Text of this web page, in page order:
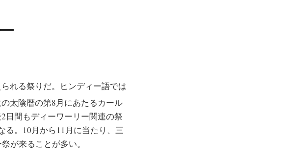
れる祭りだ。ヒンディー語では
太陰暦の第8月にあたるカール
日間もディーワーリー関連の祭
る。10月から11月に当たり、三
が来ることが多い。